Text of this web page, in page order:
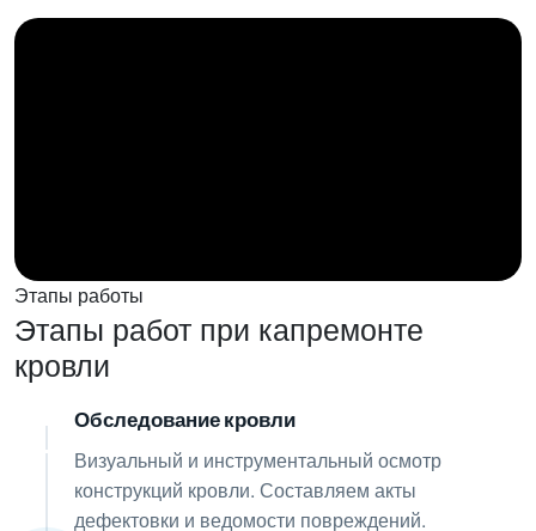
Этапы работы
Этапы работ при капремонте
кровли
01 Обследование кровли
Визуальный и инструментальный осмотр
конструкций кровли. Составляем акты
дефектовки и ведомости повреждений.